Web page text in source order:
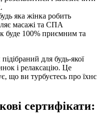
яка жінка робить
масажі та СПА
буде 100% приємним та
для будь-якої
і релаксацію. Це
що ви турбуєтесь про їхнє
сертифікати: